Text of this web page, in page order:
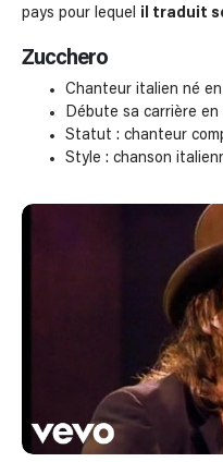
pays pour lequel il traduit
Zucchero
Chanteur italien né en
Débute sa carrière en
Statut : chanteur
Style : chanson